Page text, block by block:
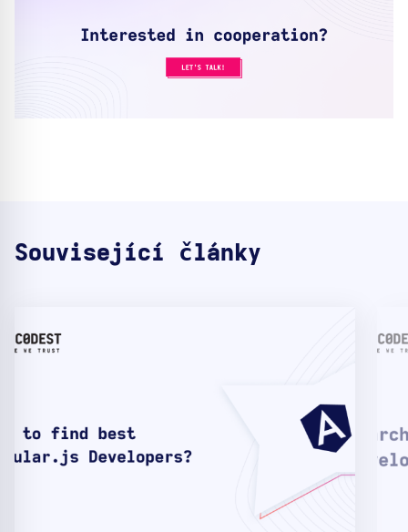
Související články